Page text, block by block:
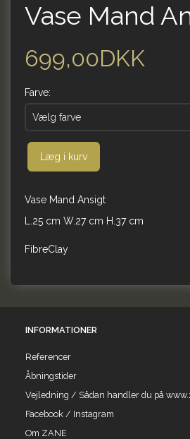
Vase Mand
699,00DKK
Farve:
Læg i kurv
Vase Mand Ansigt
L.25 cm W.27 cm H.37 cm
FibreClay
INFORMATIONER
Referencer
Åbningstider
Vejledning / Sådan handler du på
Facebook / Instagram
Om ZANE